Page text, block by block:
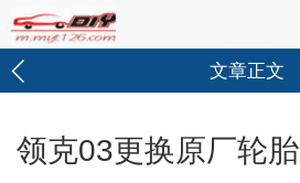
文章正文
领克03更换原厂轮胎